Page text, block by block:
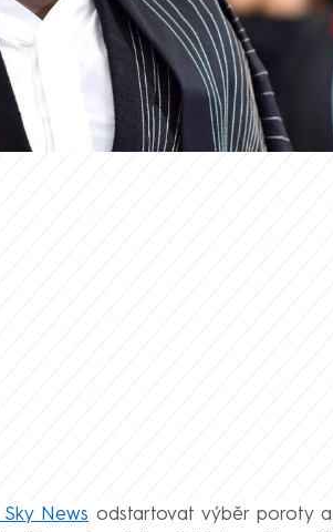
z vyděračského spiknutí,
za účelem prostituce. V
odnětí svobody. Rapper
žalob od jednotlivců.
News odstartovat výběr poroty